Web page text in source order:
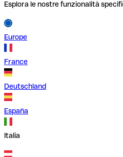
Esplora le nostre funzionalità
Europe
France
Deutschland
España
Italia